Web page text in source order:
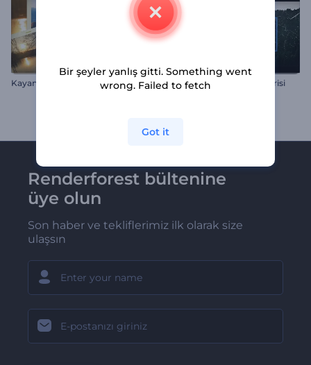
Kayan Slayt Gösterileri Sinematik Foto Slayt Gösterisi
Renderforest bültenine
üye olun
Son haber ve tekliflerimiz ilk olarak size
ulaşsın
Bir şeyler yanlış gitti. Something went
wrong. Failed to fetch
Got it